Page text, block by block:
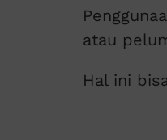
atau
Hal ini